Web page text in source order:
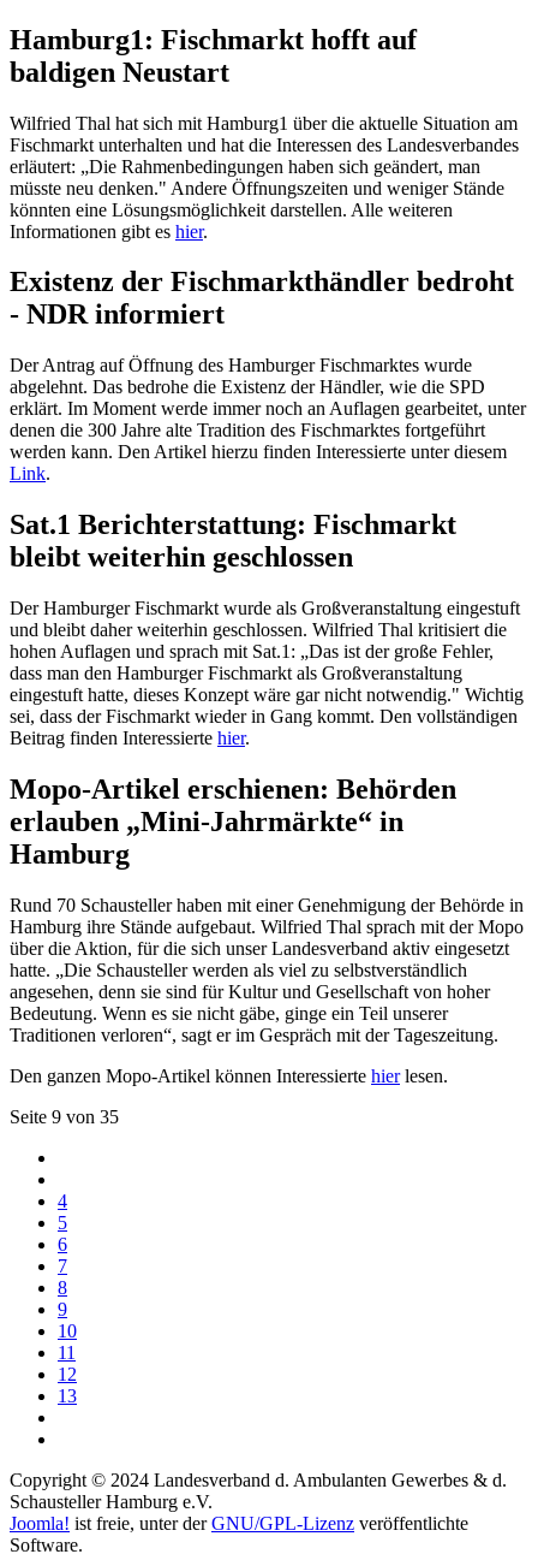
Hamburg1: Fischmarkt hofft auf
baldigen Neustart
Wilfried Thal hat sich mit Hamburg1 über die aktuelle Situation am
Fischmarkt unterhalten und hat die Interessen des Landesverbandes
erläutert: „Die Rahmenbedingungen haben sich geändert, man
müsste neu denken." Andere Öffnungszeiten und weniger Stände
könnten eine Lösungsmöglichkeit darstellen. Alle weiteren
Informationen gibt es hier.
Existenz der Fischmarkthändler bedroht
- NDR informiert
Der Antrag auf Öffnung des Hamburger Fischmarktes wurde
abgelehnt. Das bedrohe die Existenz der Händler, wie die SPD
erklärt. Im Moment werde immer noch an Auflagen gearbeitet, unter
denen die 300 Jahre alte Tradition des Fischmarktes fortgeführt
werden kann. Den Artikel hierzu finden Interessierte unter diesem
Link.
Sat.1 Berichterstattung: Fischmarkt
bleibt weiterhin geschlossen
Der Hamburger Fischmarkt wurde als Großveranstaltung eingestuft
und bleibt daher weiterhin geschlossen. Wilfried Thal kritisiert die
hohen Auflagen und sprach mit Sat.1: „Das ist der große Fehler,
dass man den Hamburger Fischmarkt als Großveranstaltung
eingestuft hatte, dieses Konzept wäre gar nicht notwendig." Wichtig
sei, dass der Fischmarkt wieder in Gang kommt. Den vollständigen
Beitrag finden Interessierte hier.
Mopo-Artikel erschienen: Behörden
erlauben „Mini-Jahrmärkte“ in
Hamburg
Rund 70 Schausteller haben mit einer Genehmigung der Behörde in
Hamburg ihre Stände aufgebaut. Wilfried Thal sprach mit der Mopo
über die Aktion, für die sich unser Landesverband aktiv eingesetzt
hatte. „Die Schausteller werden als viel zu selbstverständlich
angesehen, denn sie sind für Kultur und Gesellschaft von hoher
Bedeutung. Wenn es sie nicht gäbe, ginge ein Teil unserer
Traditionen verloren“, sagt er im Gespräch mit der Tageszeitung.
Den ganzen Mopo-Artikel können Interessierte hierlesen.
Seite 9 von 35
4
5
6
7
8
9
10
11
12
13
Copyright © 2024 Landesverband d. Ambulanten Gewerbes & d.
Schausteller Hamburg e.V.
Joomla! ist freie, unter derGNU/GPL-Lizenz veröffentlichte
Software.